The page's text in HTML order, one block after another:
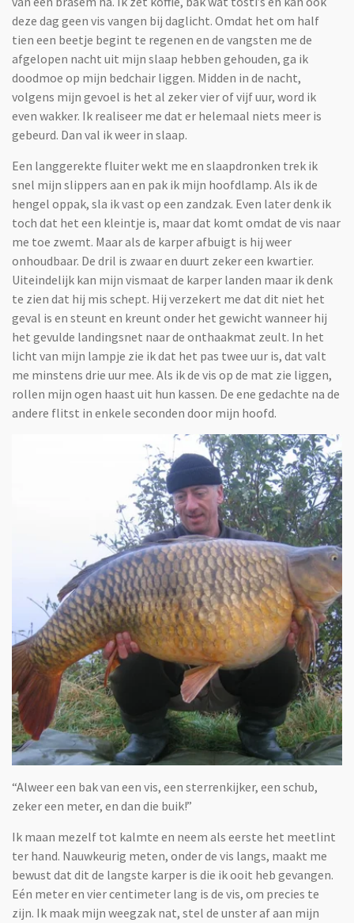
deze dag geen vis vangen bij daglicht. Omdat het om half
tien een beetje begint te regenen en de vangsten me de
afgelopen nacht uit mijn slaap hebben gehouden, ga ik
doodmoe op mijn bedchair liggen. Midden in de nacht,
volgens mijn gevoel is het al zeker vier of vijf uur, word ik
even wakker. Ik realiseer me dat er helemaal niets meer is
gebeurd. Dan val ik weer in slaap.
Een langgerekte fluiter wekt me en slaapdronken trek ik
snel mijn slippers aan en pak ik mijn hoofdlamp. Als ik de
hengel oppak, sla ik vast op een zandzak. Even later denk ik
toch dat het een kleintje is, maar dat komt omdat de vis naar
me toe zwemt. Maar als de karper afbuigt is hij weer
onhoudbaar. De dril is zwaar en duurt zeker een kwartier.
Uiteindelijk kan mijn vismaat de karper landen maar ik denk
te zien dat hij mis schept. Hij verzekert me dat dit niet het
geval is en steunt en kreunt onder het gewicht wanneer hij
het gevulde landingsnet naar de onthaakmat zeult. In het
licht van mijn lampje zie ik dat het pas twee uur is, dat valt
me minstens drie uur mee. Als ik de vis op de mat zie liggen,
rollen mijn ogen haast uit hun kassen. De ene gedachte na de
andere flitst in enkele seconden door mijn hoofd.
“Alweer een bak van een vis, een sterrenkijker, een schub,
zeker een meter, en dan die buik!”
Ik maan mezelf tot kalmte en neem als eerste het meetlint
ter hand. Nauwkeurig meten, onder de vis langs, maakt me
bewust dat dit de langste karper is die ik ooit heb gevangen.
Eén meter en vier centimeter lang is de vis, om precies te
zijn. Ik maak mijn weegzak nat, stel de unster af aan mijn